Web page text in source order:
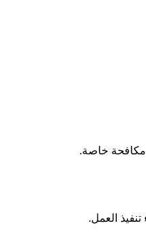
مكافحة خاصة.
العمل.